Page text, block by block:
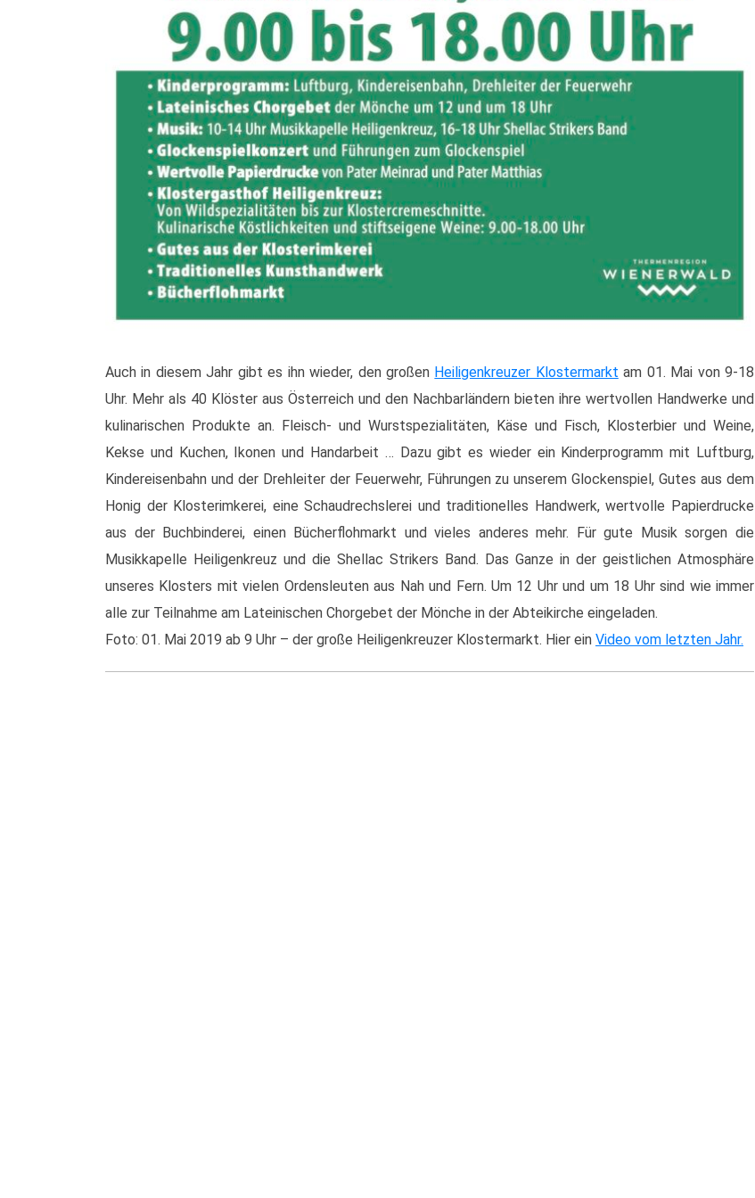
Auch in diesem Jahr gibt es ihn wieder, den großen Heiligenkreuzer Klostermarkt am 01. Mai von 9-18
Uhr. Mehr als 40 Klöster aus Österreich und den Nachbarländern bieten ihre wertvollen Handwerke und
kulinarischen Produkte an. Fleisch- und Wurstspezialitäten, Käse und Fisch, Klosterbier und Weine,
Kekse und Kuchen, Ikonen und Handarbeit … Dazu gibt es wieder ein Kinderprogramm mit Luftburg,
Kindereisenbahn und der Drehleiter der Feuerwehr, Führungen zu unserem Glockenspiel, Gutes aus dem
Honig der Klosterimkerei, eine Schaudrechslerei und traditionelles Handwerk, wertvolle Papierdrucke
aus der Buchbinderei, einen Bücherflohmarkt und vieles anderes mehr. Für gute Musik sorgen die
Musikkapelle Heiligenkreuz und die Shellac Strikers Band. Das Ganze in der geistlichen Atmosphäre
unseres Klosters mit vielen Ordensleuten aus Nah und Fern. Um 12 Uhr und um 18 Uhr sind wie immer
alle zur Teilnahme am Lateinischen Chorgebet der Mönche in der Abteikirche eingeladen.
Foto: 01. Mai 2019 ab 9 Uhr – der große Heiligenkreuzer Klostermarkt. Hier ein Video vom letzten Jahr.